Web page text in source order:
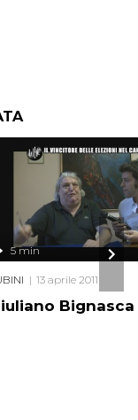
Bignasca
5 min
13 aprile 2011